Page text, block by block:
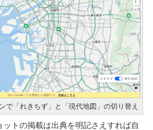
で「れきちず」と「現代地図」の切り替え
トの掲載は出典を明記さえすれば自